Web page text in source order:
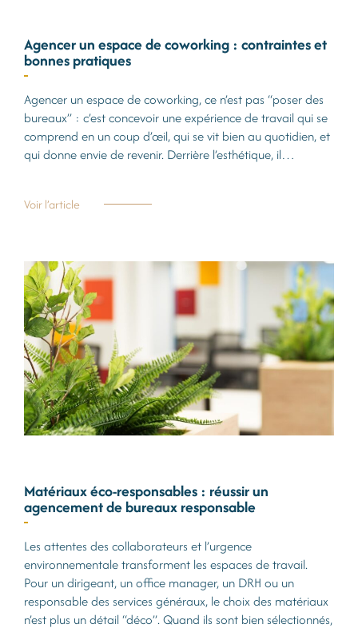
Agencer un espace de coworking : contraintes et
bonnes pratiques
Agencer un espace de coworking, ce n’est pas “poser des
bureaux” : c’est concevoir une expérience de travail qui se
comprend en un coup d’œil, qui se vit bien au quotidien, et
qui donne envie de revenir. Derrière l’esthétique, il…
Voir l’article
Matériaux éco-responsables : réussir un
agencement de bureaux responsable
Les attentes des collaborateurs et l’urgence
environnementale transforment les espaces de travail.
Pour un dirigeant, un office manager, un DRH ou un
responsable des services généraux, le choix des matériaux
n’est plus un détail “déco”. Quand ils sont bien sélectionnés,